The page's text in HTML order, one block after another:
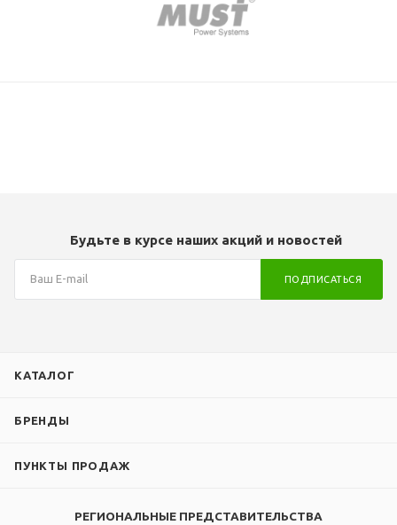
Будьте в курсе наших акций и новостей
ПОДПИСАТЬСЯ
КАТАЛОГ
БРЕНДЫ
ПУНКТЫ ПРОДАЖ
РЕГИОНАЛЬНЫЕ ПРЕДСТАВИТЕЛЬСТВА